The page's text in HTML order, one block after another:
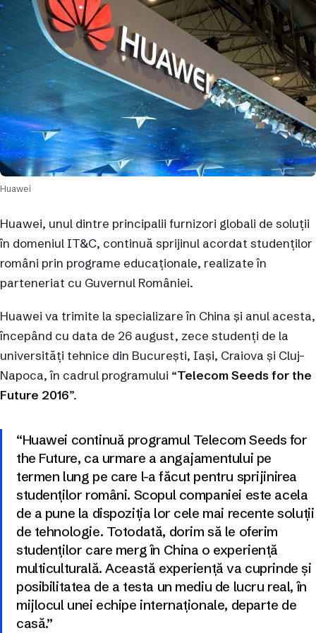
Huawei
Huawei, unul dintre principalii furnizori globali de soluții
în domeniul IT&C, continuă sprijinul acordat studenților
români prin programe educaționale, realizate în
parteneriat cu Guvernul României.
Huawei va trimite la specializare în China și anul acesta,
începând cu data de 26 august, zece studenți de la
universități tehnice din București, Iași, Craiova și Cluj-
Napoca, în cadrul programului “Telecom Seeds for the
Future 2016”.
“Huawei continuă programul Telecom Seeds for
the Future, ca urmare a angajamentului pe
termen lung pe care l-a făcut pentru sprijinirea
studenților români. Scopul companiei este acela
de a pune la dispoziția lor cele mai recente soluții
de tehnologie. Totodată, dorim să le oferim
studenților care merg în China o experiență
multiculturală. Această experiență va cuprinde și
posibilitatea de a testa un mediu de lucru real, în
mijlocul unei echipe internaționale, departe de
casă.”